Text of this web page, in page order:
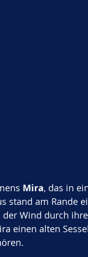
Mira, das in
stand am Rande
Wind durch
einen alten